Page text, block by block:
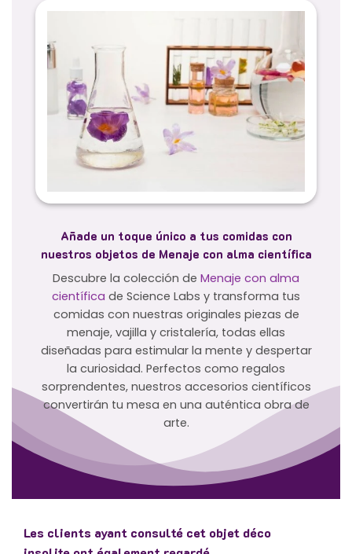
Añade un toque único a tus comidas con
nuestros objetos de Menaje con alma científica
Descubre la colección de Menaje con alma
científica de Science Labs y transforma tus
comidas con nuestras originales piezas de
menaje, vajilla y cristalería, todas ellas
diseñadas para estimular la mente y despertar
la curiosidad. Perfectos como regalos
sorprendentes, nuestros accesorios científicos
convertirán tu mesa en una auténtica obra de
arte.
Les clients ayant consulté cet objet déco